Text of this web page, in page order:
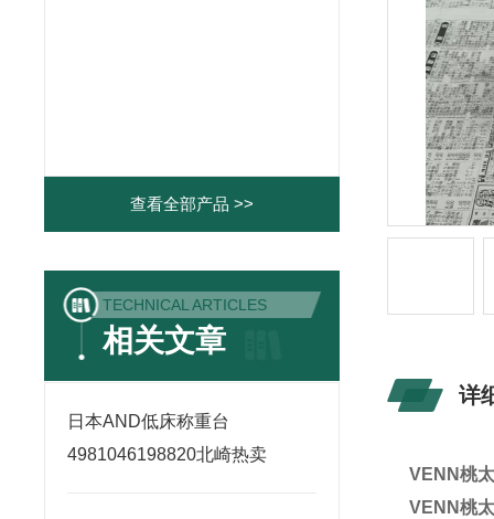
查看全部产品 >>
TECHNICAL ARTICLES
相关文章
日本AND低床称重台
4981046198820北崎热卖
详
VENN桃
VENN桃